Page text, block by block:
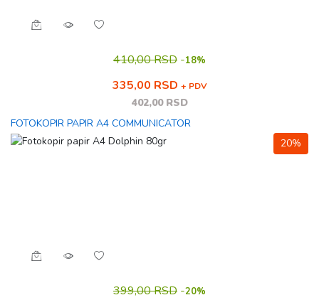
410,00 RSD -18%
335,00 RSD + PDV
402,00 RSD
FOTOKOPIR PAPIR A4 COMMUNICATOR
20%
399,00 RSD -20%